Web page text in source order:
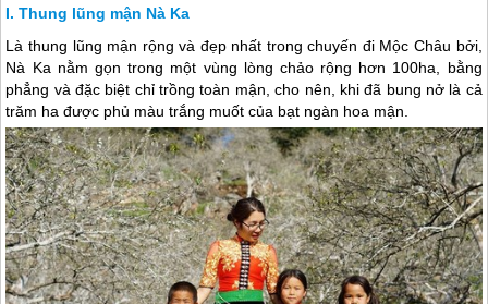
Thung lũng mận Nà Ka
Là thung lũng mận rộng và đẹp nhất trong chuyến đi Mộc Châu bởi,
Nà Ka nằm gọn trong một vùng lòng chảo rộng hơn 100ha, bằng
phẳng và đặc biệt chỉ trồng toàn mận, cho nên, khi đã bung nở là cả
trăm ha được phủ màu trắng muốt của bạt ngàn hoa mận.